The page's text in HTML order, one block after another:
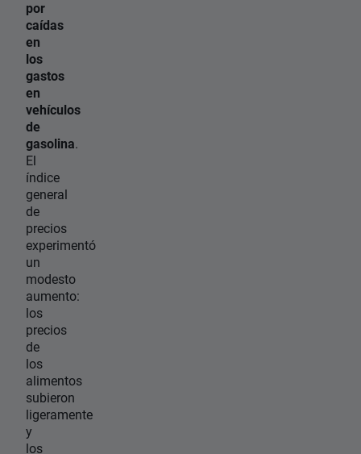
por
caídas
en
los
gastos
en
vehículos
de
gasolina.
El
índice
general
de
precios
experimentó
un
modesto
aumento:
los
precios
de
los
alimentos
subieron
ligeramente
y
los